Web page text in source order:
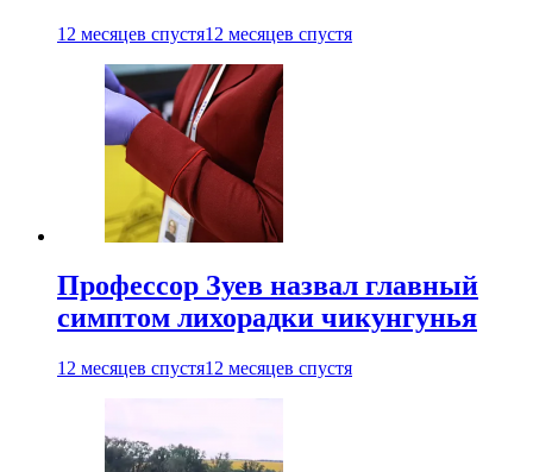
12 месяцев спустя12 месяцев спустя
Профессор Зуев назвал главный
симптом лихорадки чикунгунья
12 месяцев спустя12 месяцев спустя